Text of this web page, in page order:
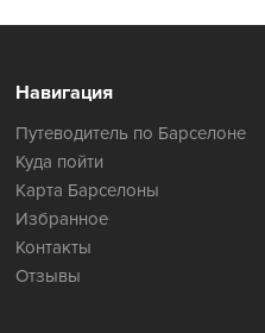
Навигация
Путеводитель по Барселоне
Куда пойти
Карта Барселоны
Избранное
Контакты
Отзывы